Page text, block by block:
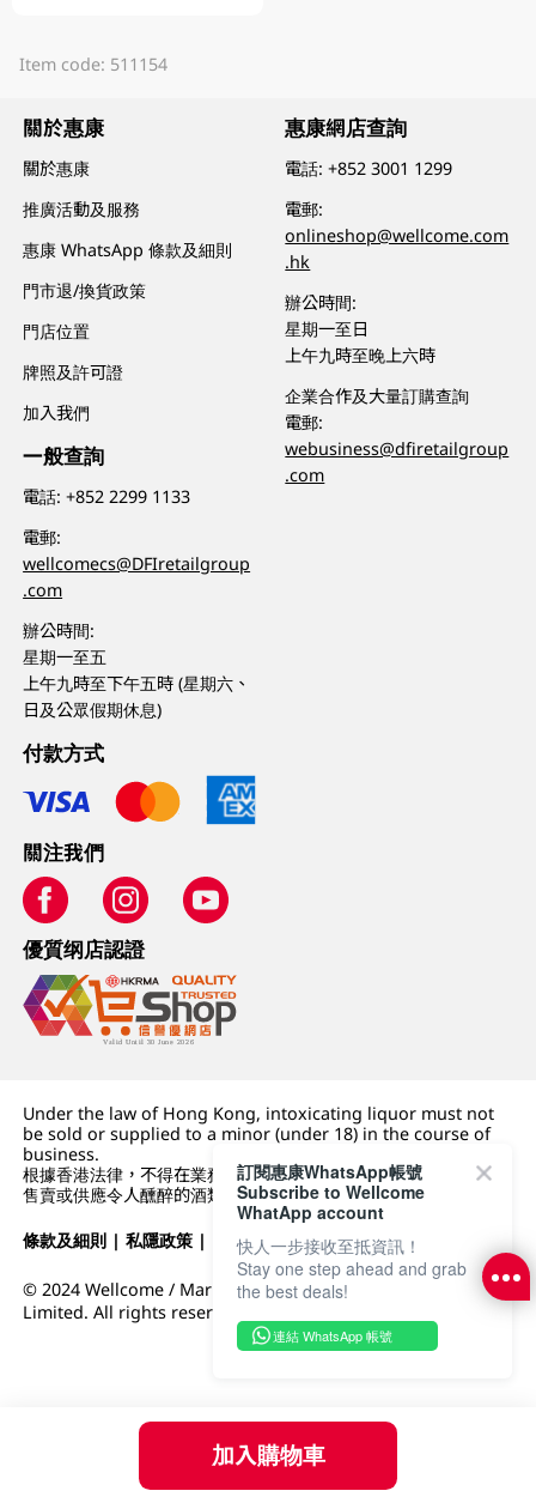
加入購物車
Item code: 511154
關於惠康
關於惠康
推廣活動及服務
惠康 WhatsApp 條款及細則
門市退/換貨政策
門店位置
牌照及許可證
加入我們
一般查詢
電話:+852 2299 1133
電郵:
wellcomecs@DFIretailgroup
.com
辦公時間:
星期一至五
上午九時至下午五時 (星期六、
日及公眾假期休息)
惠康網店查詢
電話:+852 3001 1299
電郵:
onlineshop@wellcome.com
.hk
辦公時間:
星期一至日
上午九時至晚上六時
企業合作及大量訂購查詢
電郵:
webusiness@dfiretailgroup
.com
付款方式
關注我們
優質纲店認證
Under the law of Hong Kong, intoxicating liquor must not
be sold or supplied to a minor (under 18) in the course of
business.
根據香港法律，不得在業務過程中，向未成年人 (18 歲以下人士)
售賣或供應令人醺醉的酒類。
條款及細則 |私隱政策 | DFI零售集團
© 2024 Wellcome / Market Place. The Dairy Farm Company
Limited. All rights reserved.
訂閱惠康WhatsApp帳號
Subscribe to Wellcome
WhatApp account
快人一步接收至抵資訊！
Stay one step ahead and grab
the best deals!
連結 WhatsApp 帳號